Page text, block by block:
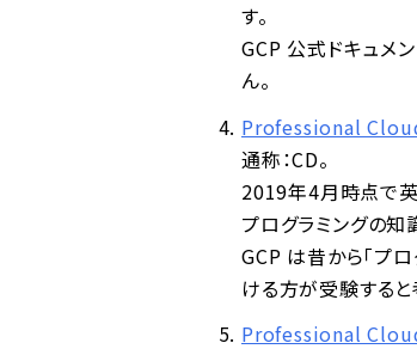
す。
GCP 公式ドキュメ
ん。
Professional
通称：CD。
2019年4月時点で英
プログラミングの
GCP は昔から「プ
ける方が受験すると
Professional